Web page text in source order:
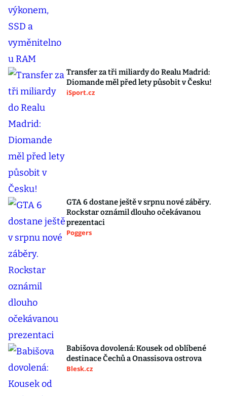
Transfer za tři miliardy do Realu Madrid:
Diomande měl před lety působit v Česku!
iSport.cz
GTA 6 dostane ještě v srpnu nové záběry.
Rockstar oznámil dlouho očekávanou
prezentaci
Poggers
Babišova dovolená: Kousek od oblíbené
destinace Čechů a Onassisova ostrova
Blesk.cz